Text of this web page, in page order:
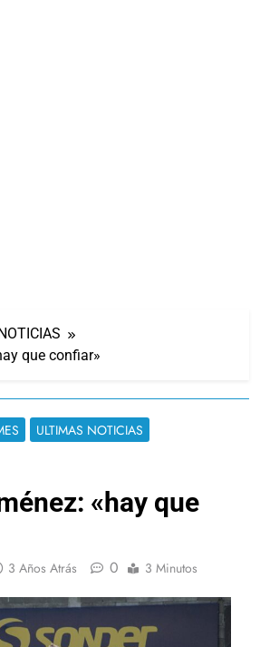
que confiar»
ULTIMAS NOTICIAS
«hay que
3 Años Atrás 0 3 Minutos